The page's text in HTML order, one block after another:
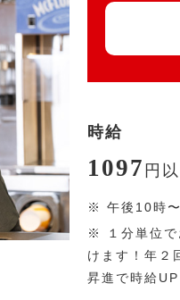
時給
1097 円
※ 午後10時
※
１分単位
けます！年２
昇進で時給